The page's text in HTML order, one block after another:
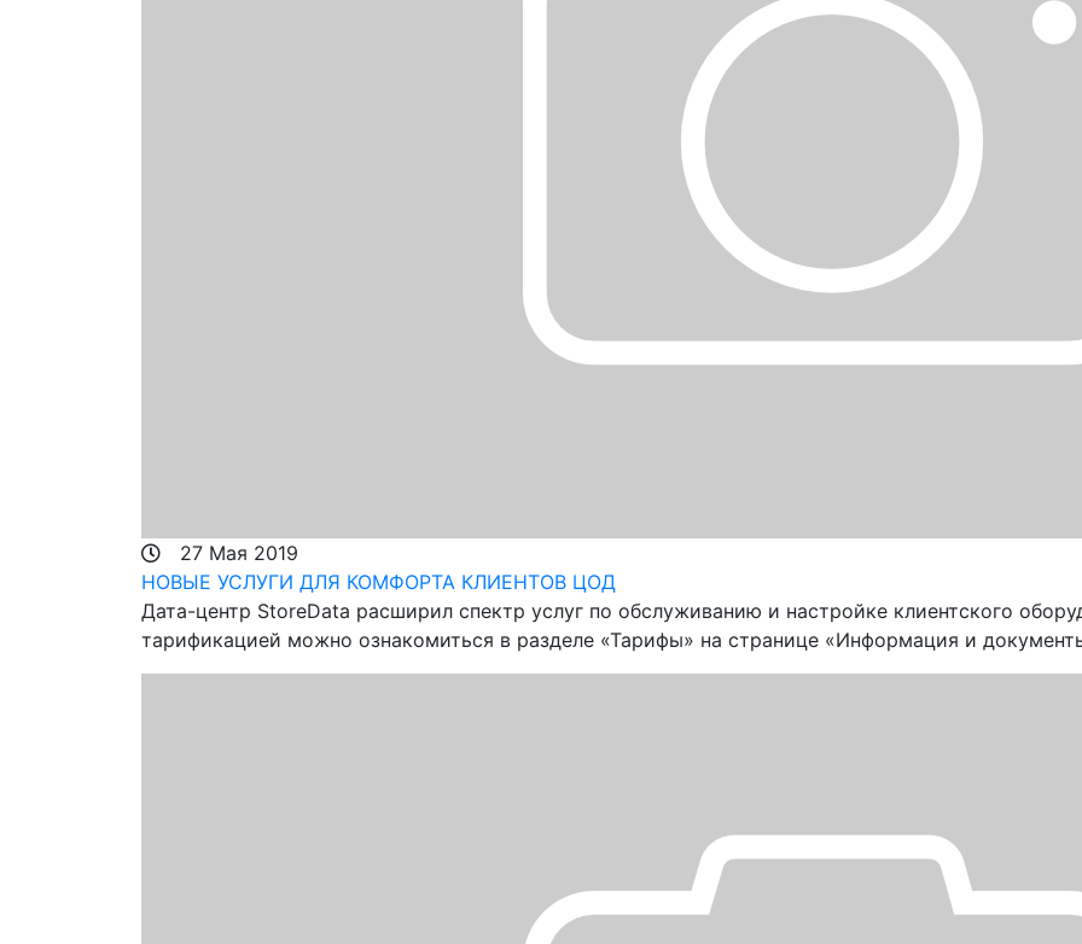
27 Мая 2019
НОВЫЕ УСЛУГИ ДЛЯ КОМФОРТА КЛИЕНТОВ ЦОД
Дата-центр StoreData расширил спектр услуг по обслуживанию и настройке клиентского
тарификацией можно ознакомиться в разделе «Тарифы» на странице «Информация и